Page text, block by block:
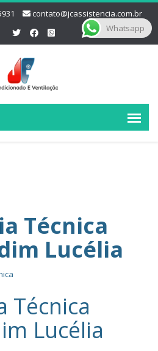
contato@jcassistencia.com.br
Técnica
Lucélia
Técnica
Lucélia
Whatsapp